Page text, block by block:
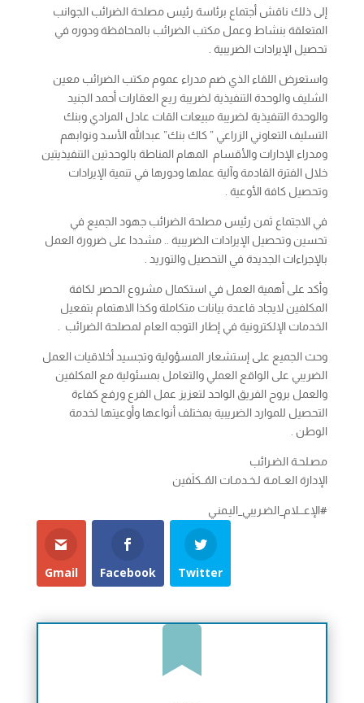
إلى ذلك ناقش أجتماع برئاسة رئيس مصلحة الضرائب الجوانب
المتعلقة بنشاط وعمل مكتب الضرائب بالمحافظة ودوره في
تحصيل الإيرادات الضريبية .
واستعرض اللقاء الذي ضم مدراء عموم مكتب الضرائب معين
الشليف والوحدة التنفيذية لضريبة ريع العقارات أحمد الجنيد
والوحدة التنفيذية لضريبة مبيعات القات عادل المرادي وبنك
التسليف التعاوني الزراعي ” كاك بنك” عبدالله الأسد ونوابهم
ومدراء الإدارات والأقسام المهام المناطة بالوحدتين التنفيذيتين
خلال الفترة القادمة وآلية عملها ودورها في تنمية الإيرادات
وتحصيل كافة الأوعية .
في الاجتماع ثمن رئيس مصلحة الضرائب جهود الجميع في
تحسين وتحصيل الإيرادات الضريبية .. مشددا على ضرورة العمل
بالإجراءات الجديدة في التحصيل والتوريد .
وأكد على أهمية العمل في استكمال مشروع الحصر لكافة
المكلفين لايجاد قاعدة بيانات متكاملة وكذا الاهتمام بتفعيل
الخدمات الإلكترونية في إطار التوجه العام لمصلحة الضرائب .
وحث الجميع على إستشعار المسؤولية وتجسيد أخلاقيات العمل
الضريبي على الواقع العملي والتعامل بمسئولية مع المكلفين
والعمل بروح الفريق الواحد لتعزيز عمل الفرع ورفع كفاءة
التحصيل للموارد الضريبية بمختلف أنواعها وأوعيتها لخدمة
الوطن .
مصـلحـة الضـرائب
الإدارة العــامـة لـخـدمـات المُــكلَفين
#الإعـــلام_الضـريبي_اليـمنـي
Gmail Facebook Twitter
